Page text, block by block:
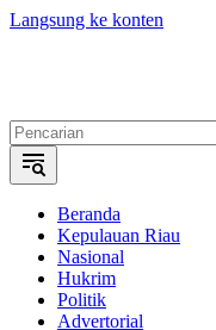
Langsung ke konten
Beranda
Kepulauan Riau
Nasional
Hukrim
Politik
Advertorial